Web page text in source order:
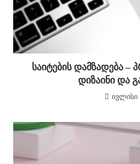
საიტების დამზადება
დიზაინი და
ივლისი